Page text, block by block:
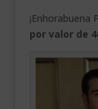
¡Enhorabuena
por valor de